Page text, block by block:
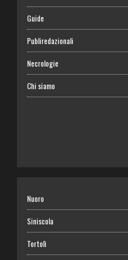
Guide
Publiredazionali
Necrologie
Chi siamo
Nuoro
Siniscola
Tortolì